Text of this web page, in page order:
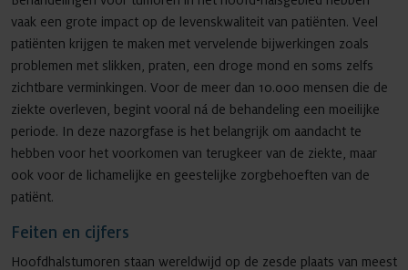
vaak een grote impact op de levenskwaliteit van patiënten. Veel
patiënten krijgen te maken met vervelende bijwerkingen zoals
problemen met slikken, praten, een droge mond en soms zelfs
zichtbare verminkingen. Voor de meer dan 10.000 mensen die de
ziekte overleven, begint vooral ná de behandeling een moeilijke
periode. In deze nazorgfase is het belangrijk om aandacht te
hebben voor het voorkomen van terugkeer van de ziekte, maar
ook voor de lichamelijke en geestelijke zorgbehoeften van de
patiënt.
Feiten en cijfers
Hoofdhalstumoren staan wereldwijd op de zesde plaats van meest
Contact